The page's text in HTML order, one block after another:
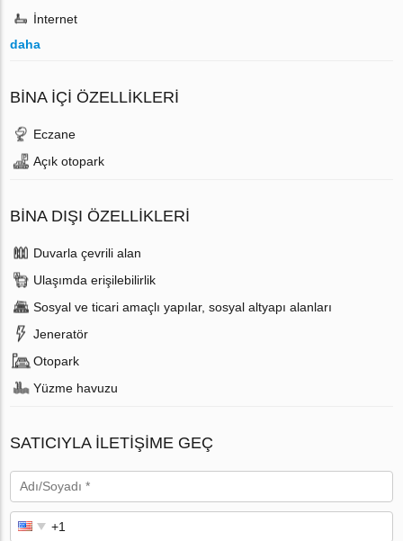
İnternet
daha
BINA İÇI ÖZELLIKLERI
Eczane
Açık otopark
BINA DIŞI ÖZELLIKLERI
Duvarla çevrili alan
Ulaşımda erişilebilirlik
Sosyal ve ticari amaçlı yapılar, sosyal altyapı alanları
Jeneratör
Otopark
Yüzme havuzu
SATICIYLA ILETIŞIME GEÇ